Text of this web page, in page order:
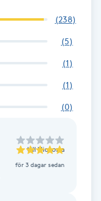
(238)
(5)
(1)
(1)
(0)
till Victoria
för 3 dagar sedan